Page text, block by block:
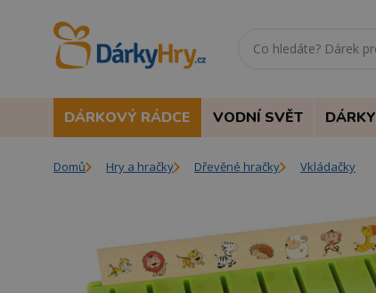
DÁRKOVÝ RÁDCE VODNÍ SVĚT DÁRKY
Domů Hry a hračky Dřevěné hračky Vkládačky